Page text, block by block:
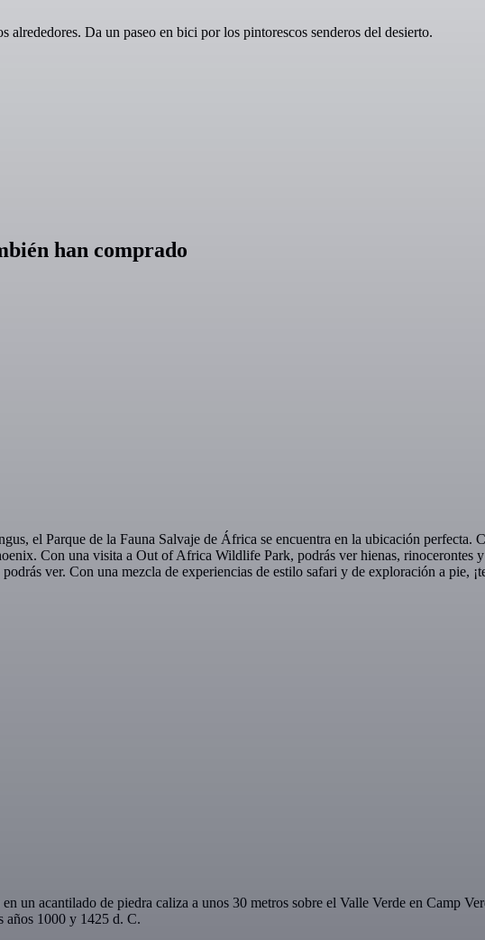
alrededores. Da un paseo en bici por los pintorescos senderos del desierto.
han comprado
el Parque de la Fauna Salvaje de África se encuentra en la ubicación perfecta.
Con una visita a Out of Africa Wildlife Park, podrás ver hienas, rinocerontes
ver. Con una mezcla de experiencias de estilo safari y de exploración a pie,
un acantilado de piedra caliza a unos 30 metros sobre el Valle Verde en Camp
años 1000 y 1425 d. C.